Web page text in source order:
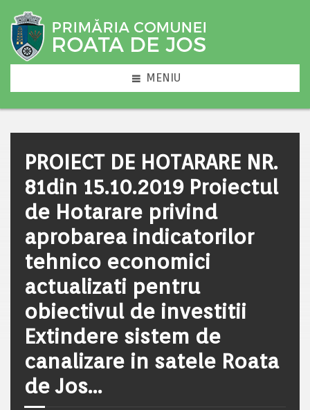
MENIU
PROIECT DE HOTARARE NR.
81din 15.10.2019 Proiectul
de Hotarare privind
aprobarea indicatorilor
tehnico economici
actualizati pentru
obiectivul de investitii
Extindere sistem de
canalizare in satele Roata
de Jos…